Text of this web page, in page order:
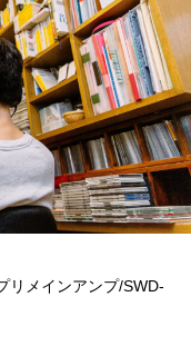
リメインアンプ/SWD-